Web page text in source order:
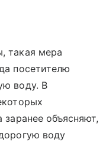
такая мера
посетителю
воду. В
заранее объясняют,
воду